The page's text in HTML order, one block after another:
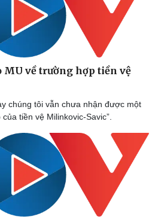
Đời sống
MU về trường hợp tiền vệ
chúng tôi vẫn chưa nhận được một
tiền vệ Milinkovic-Savic”.